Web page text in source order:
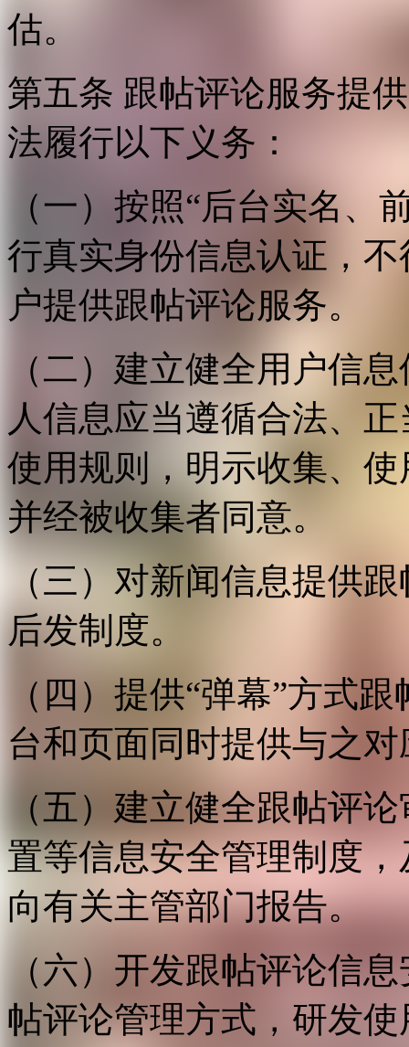
估。
第五条 跟帖评论服务提
法履行以下义务：
（一）按照“后台实名、
行真实身份信息认证，
户提供跟帖评论服务。
（二）建立健全用户信
人信息应当遵循合法、
使用规则，明示收集、
并经被收集者同意。
（三）对新闻信息提供
后发制度。
（四）提供“弹幕”方式
台和页面同时提供与之
（五）建立健全跟帖评
置等信息安全管理制度
向有关主管部门报告。
（六）开发跟帖评论信
帖评论管理方式，研发